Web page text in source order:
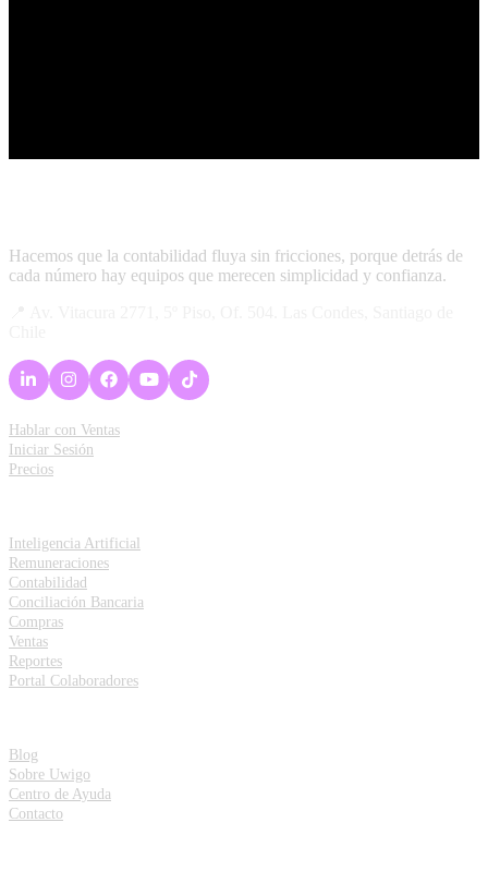
Hacemos que la contabilidad fluya sin fricciones, porque detrás de
cada número hay equipos que merecen simplicidad y confianza.
Hablar con Ventas
Iniciar Sesión
Precios
Inteligencia Artificial
Remuneraciones
Contabilidad
Conciliación Bancaria
Compras
Ventas
Reportes
Portal Colaboradores
Blog
Sobre Uwigo
Centro de Ayuda
Contacto